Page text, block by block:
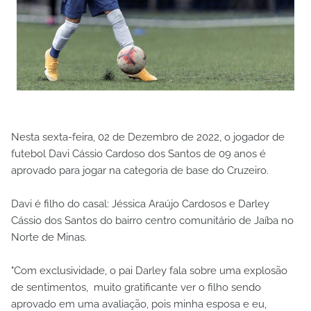
Nesta sexta-feira, 02 de Dezembro de 2022, o jogador de
futebol Davi Cássio Cardoso dos Santos de 09 anos é
aprovado para jogar na categoria de base do Cruzeiro.
Davi é filho do casal: Jéssica Araújo Cardosos e Darley
Cássio dos Santos do bairro centro comunitário de Jaíba no
Norte de Minas.
"Com exclusividade, o pai Darley fala sobre uma explosão
de sentimentos, muito gratificante ver o filho sendo
aprovado em uma avaliação, pois minha esposa e eu,